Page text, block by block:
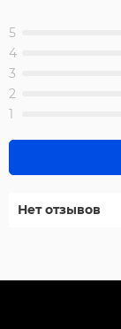
5
4
3
2
1
Нет отзывов